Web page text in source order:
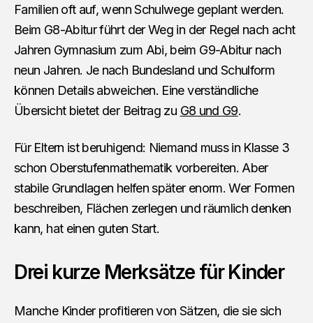
Familien oft auf, wenn Schulwege geplant werden.
Beim G8-Abitur führt der Weg in der Regel nach acht
Jahren Gymnasium zum Abi, beim G9-Abitur nach
neun Jahren. Je nach Bundesland und Schulform
können Details abweichen. Eine verständliche
Übersicht bietet der Beitrag zu G8 und G9.
Für Eltern ist beruhigend: Niemand muss in Klasse 3
schon Oberstufenmathematik vorbereiten. Aber
stabile Grundlagen helfen später enorm. Wer Formen
beschreiben, Flächen zerlegen und räumlich denken
kann, hat einen guten Start.
Drei kurze Merksätze für Kinder
Manche Kinder profitieren von Sätzen, die sie sich